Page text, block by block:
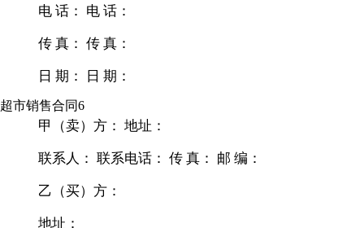
电 话： 电 话：
传 真： 传 真：
日 期： 日 期：
超市销售合同6
甲（卖）方： 地址：
联系人： 联系电话： 传 真： 邮 编：
乙（买）方：
地址：